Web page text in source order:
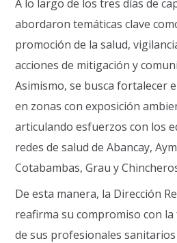
A lo largo de los tres días de
abordaron temáticas clave
promoción de la salud,
acciones de mitigación y
Asimismo, se busca fortalecer
en zonas con exposición
articulando esfuerzos con los
redes de salud de Abancay,
Cotabambas, Grau y
De esta manera, la Dirección
reafirma su compromiso con
de sus profesionales